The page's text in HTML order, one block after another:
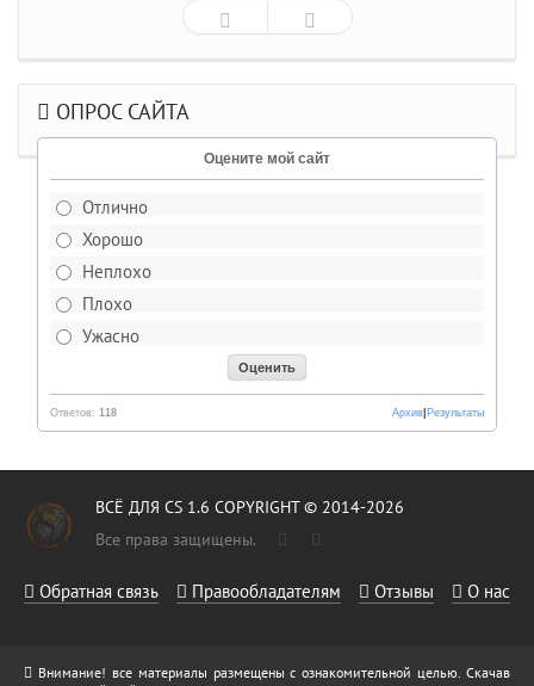
ОПРОС САЙТА
Оцените мой сайт
Отлично
Хорошо
Неплохо
Плохо
Ужасно
Ответов: 118 Результаты
Архив
ВСЁ ДЛЯ CS 1.6 COPYRIGHT © 2014-2026
Все права защищены.
Обратная связь Правообладателям Отзывы О нас
Внимание! все материалы размещены с ознакомительной целью. Скачав